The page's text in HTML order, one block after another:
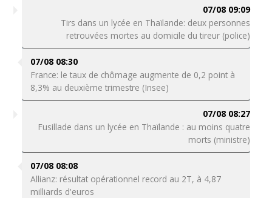
07/08 09:09
Tirs dans un lycée en Thaïlande: deux personnes
retrouvées mortes au domicile du tireur (police)
07/08 08:30
France: le taux de chômage augmente de 0,2 point à
8,3% au deuxième trimestre (Insee)
07/08 08:27
Fusillade dans un lycée en Thaïlande : au moins quatre
morts (ministre)
07/08 08:08
Allianz: résultat opérationnel record au 2T, à 4,87
milliards d'euros